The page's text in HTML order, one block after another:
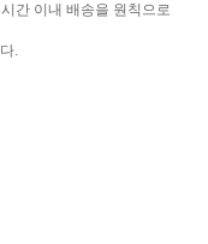
간 이내 배송을 원칙으로
.